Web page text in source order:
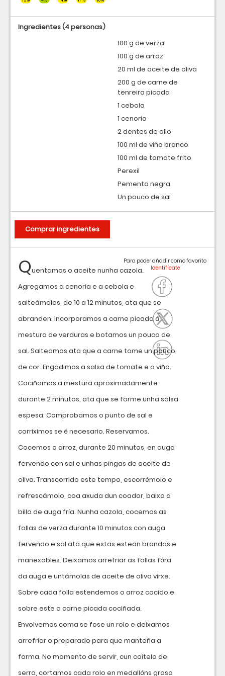
Quentamos o aceite nunha cazola.
Agregamos a cenoria e a cebola e
salteámolas, de 10 a 12 minutos, ata que se
abranden. Incorporamos a carne picada á
mestura de verduras e botamos un pouco de
sal. Salteamos ata que a carne tome un pouco
de cor. Engadimos a salsa de tomate e o viño.
Cociñamos a mestura aproximadamente
durante 2 minutos, ata que se forme unha salsa
espesa. Comprobamos o punto de sal e
corriximos se é necesario. Reservamos.
Cocemos o arroz, durante 20 minutos, en auga
fervendo con sal e unhas pingas de aceite de
oliva. Transcorrido este tempo, escorrémolo e
refrescámolo, coa axuda dun coador, baixo a
billa de auga fría. Nunha cazola, cocemos as
follas de verza durante 10 minutos con auga
fervendo e sal ata que estas estean brandas e
manexables. Deixamos arrefriar as follas fóra
da auga e untámolas de aceite de oliva virxe.
Sobre cada folla estendemos o arroz cocido e
sobre este a carne picada cociñada.
Envolvemos coma se fose un rolo e deixamos
arrefriar o preparado para que manteña a
forma. No momento de servir, cun coitelo de
serra, cortamos cada rolo en medallóns groso
Para poder añadir como favorito
Ingredientes(4 personas)
100 g de verza
100 g de arroz
20 ml de aceite de oliva
200 g de carne de
tenreira picada
1 cebola
1 cenoria
2 dentes de allo
100 ml de viño branco
100 ml de tomate frito
Perexil
Pementa negra
Un pouco de sal
Comprar ingredientes